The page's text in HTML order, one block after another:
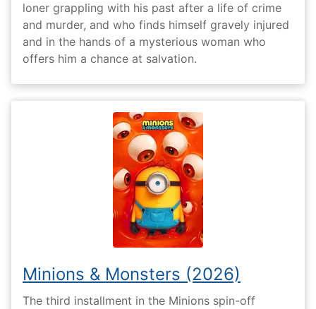
loner grappling with his past after a life of crime
and murder, and who finds himself gravely injured
and in the hands of a mysterious woman who
offers him a chance at salvation.
Minions & Monsters (2026)
The third installment in the Minions spin-off